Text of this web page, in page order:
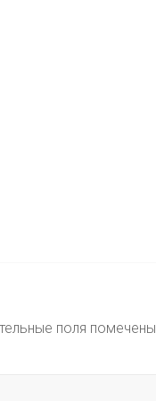
поля помечены